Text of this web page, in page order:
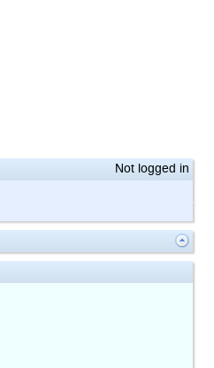
Not logged in